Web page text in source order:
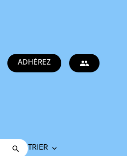
ADHÉREZ
Valider
Trier la recherche